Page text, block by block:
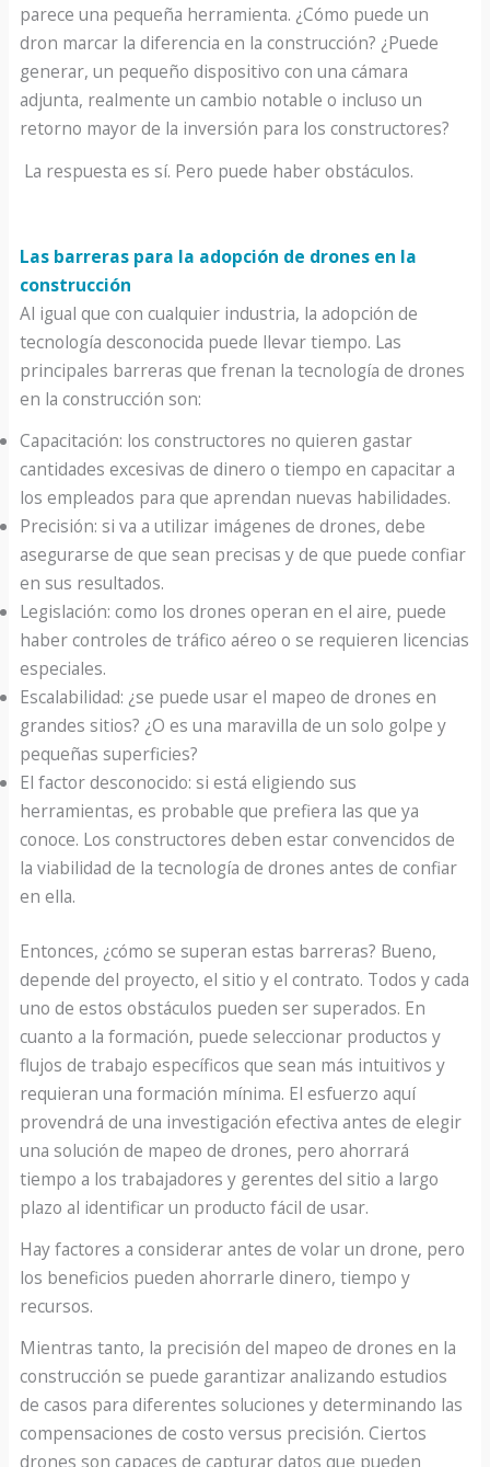
parece una pequeña herramienta. ¿Cómo puede un
dron marcar la diferencia en la construcción? ¿Puede
generar, un pequeño dispositivo con una cámara
adjunta, realmente un cambio notable o incluso un
retorno mayor de la inversión para los constructores?
La respuesta es sí. Pero puede haber obstáculos.
Las barreras para la adopción de drones en la
construcción
Al igual que con cualquier industria, la adopción de
tecnología desconocida puede llevar tiempo. Las
principales barreras que frenan la tecnología de drones
en la construcción son:
Capacitación: los constructores no quieren gastar
cantidades excesivas de dinero o tiempo en capacitar a
los empleados para que aprendan nuevas habilidades.
Precisión: si va a utilizar imágenes de drones, debe
asegurarse de que sean precisas y de que puede confiar
en sus resultados.
Legislación: como los drones operan en el aire, puede
haber controles de tráfico aéreo o se requieren licencias
especiales.
Escalabilidad: ¿se puede usar el mapeo de drones en
grandes sitios? ¿O es una maravilla de un solo golpe y
pequeñas superficies?
El factor desconocido: si está eligiendo sus
herramientas, es probable que prefiera las que ya
conoce. Los constructores deben estar convencidos de
la viabilidad de la tecnología de drones antes de confiar
en ella.
Entonces, ¿cómo se superan estas barreras? Bueno,
depende del proyecto, el sitio y el contrato. Todos y cada
uno de estos obstáculos pueden ser superados. En
cuanto a la formación, puede seleccionar productos y
flujos de trabajo específicos que sean más intuitivos y
requieran una formación mínima. El esfuerzo aquí
provendrá de una investigación efectiva antes de elegir
una solución de mapeo de drones, pero ahorrará
tiempo a los trabajadores y gerentes del sitio a largo
plazo al identificar un producto fácil de usar.
Hay factores a considerar antes de volar un drone, pero
los beneficios pueden ahorrarle dinero, tiempo y
recursos.
Mientras tanto, la precisión del mapeo de drones en la
construcción se puede garantizar analizando estudios
de casos para diferentes soluciones y determinando las
compensaciones de costo versus precisión. Ciertos
drones son capaces de capturar datos que pueden